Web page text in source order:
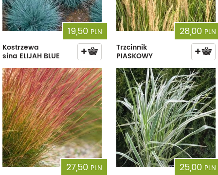
19,50 PLN
Kostrzewa
sina ELIJAH BLUE
28,00 PLN
Trzcinnik
PIASKOWY
27,50 PLN
25,00 PLN